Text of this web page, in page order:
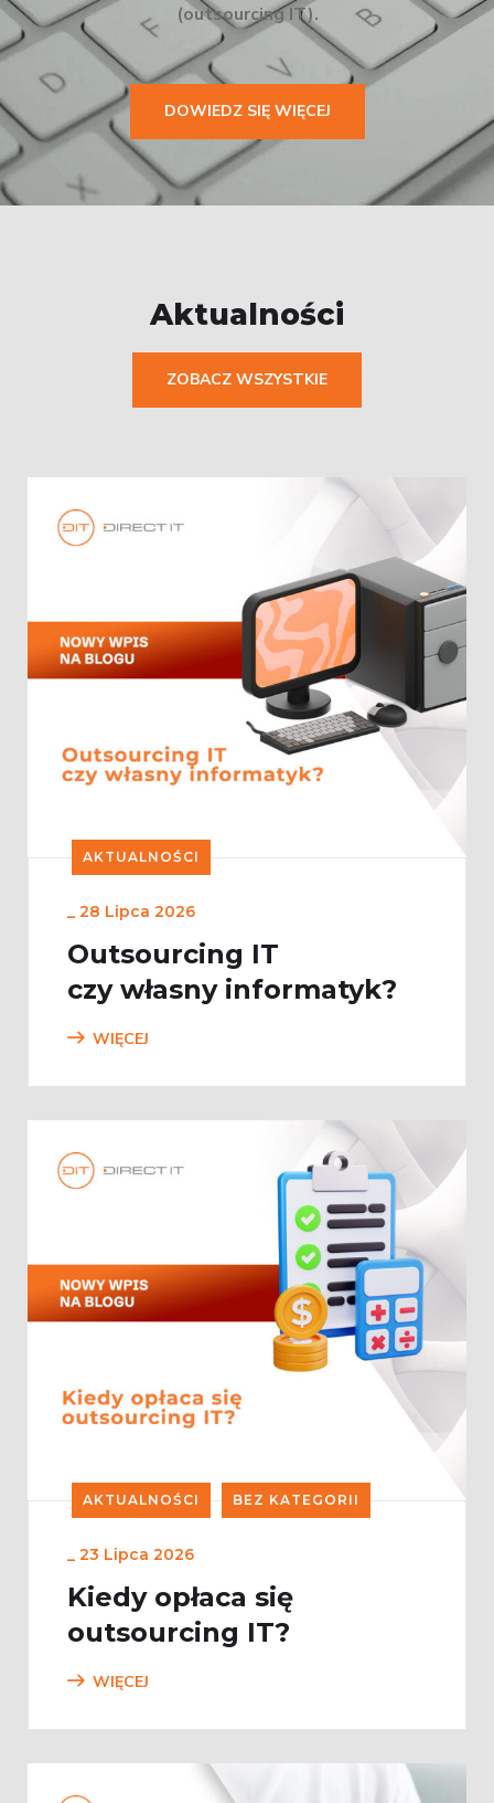
(outsourcing IT).
DOWIEDZ SIĘ WIĘCEJ
Aktualności
ZOBACZ WSZYSTKIE
AKTUALNOŚCI
_ 28 Lipca 2026
Outsourcing IT
czy własny informatyk?
WIĘCEJ
AKTUALNOŚCI BEZ KATEGORII
_ 23 Lipca 2026
Kiedy opłaca się
outsourcing IT?
WIĘCEJ